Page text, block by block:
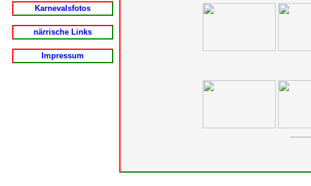
Karnevalsfotos
närrische Links
Impressum